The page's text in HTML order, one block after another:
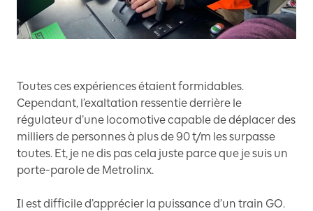
Toutes ces expériences étaient formidables.
Cependant, l’exaltation ressentie derrière le
régulateur d’une locomotive capable de déplacer des
milliers de personnes à plus de 90 t/m les surpasse
toutes. Et, je ne dis pas cela juste parce que je suis un
porte-parole de Metrolinx.
Il est difficile d’apprécier la puissance d’un train GO.